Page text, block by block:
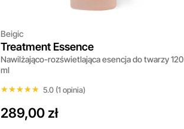
Beigic
Treatment Essence
Nawilżająco-rozświetlająca esencja do twarzy 120
ml
★★★★★
★★★★★ 5.0 (1 opinia)
289,00 zł